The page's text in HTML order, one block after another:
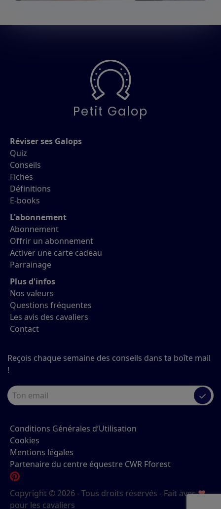
Petit Galop
Réviser ses Galops
Quiz
Conseils
Fiches
Définitions
E-books
L'abonnement
Abonnement
Offrir un abonnement
Activer une carte cadeau
Parrainage
Plus d'infos
Nos valeurs
Questions fréquentes
Les avis des cavaliers
Contact
Reçois chaque semaine des conseils dans ta boîte mail
!
✓
Conditions Générales d’Utilisation
Cookies
Mentions légales
Partenaire du centre équestre CWR Fforest
Copyright © 2026 - Tous droits réservés - Fait avec♥
pour les cavaliers